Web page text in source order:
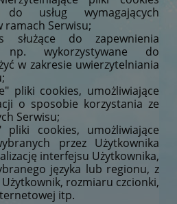
do usług wymagających
ramach Serwisu;
do zapewnienia
np. wykorzystywane do
w zakresie uwierzytelniania
pliki cookies, umożliwiające
o sposobie korzystania ze
Serwisu;
pliki cookies, umożliwiające
przez Użytkownika
interfejsu Użytkownika,
języka lub regionu, z
rozmiaru czcionki,
itp.